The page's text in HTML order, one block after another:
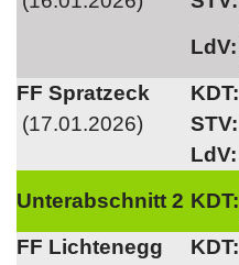
LdV:
FF Spratzeck
KDT:
(17.01.2026)
STV:
LdV:
Unterabschnitt 2 KDT:
FF Lichtenegg
KDT: